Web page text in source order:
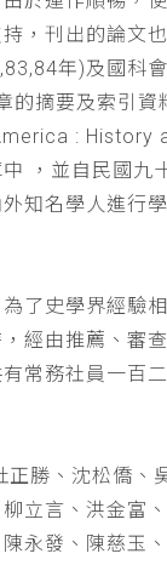
，刊出的論文
年)及國科
的摘要及索引資
: History
中 ，並自民國九
知名學人進行
了史學界經驗
經由推薦、審
常務社員一百
正勝、沈松僑、
立言、洪金富
永發、陳慈玉